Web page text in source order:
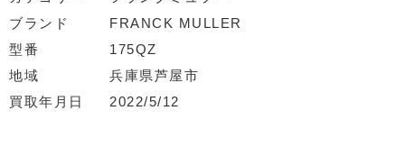
ブランド
FRANCK MULLER
型番
175QZ
地域
兵庫県芦屋市
買取年月日
2022/5/12